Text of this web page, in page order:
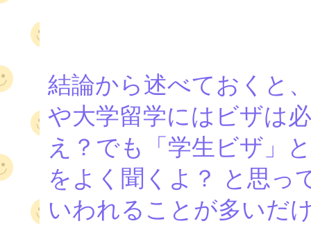
結論から述べておくと
や大学留学にはビザは
え？でも「学生ビザ」
をよく聞くよ？ と思っ
いわれることが多いだ